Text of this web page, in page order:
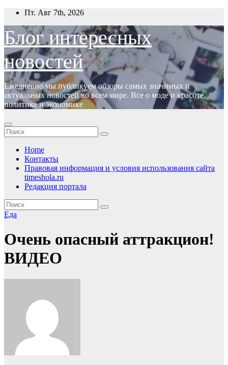
Перейти
содержимому
Пт. Авг 7th, 2026
Блог интересных
новостей
Ежедневно мы публикуем обзоры самых значимых и
актуальных новостей во всем мире. Все о моде и красоте,
политике и экономике
Home
Контакты
Правовая информация и условия использования сайта
timeshola.ru
Редакция портала
Еда
Очень опасный аттракцион!
ВИДЕО